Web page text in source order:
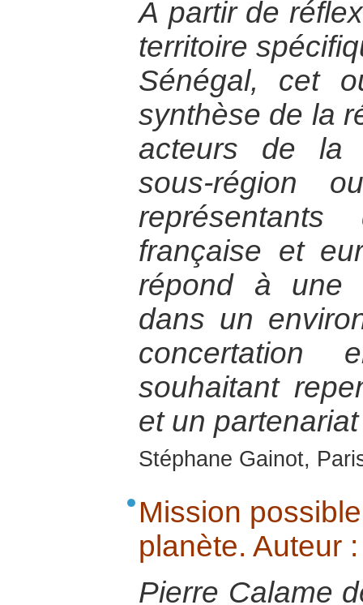
À partir de
territoire
Sénégal, cet
synthèse de la
acteurs de la
sous-région
française et
répond à une
dans un
concertation
souhaitant
et un
Stéphane Gainot,
Mission
planète. Auteur
Pierre Calame